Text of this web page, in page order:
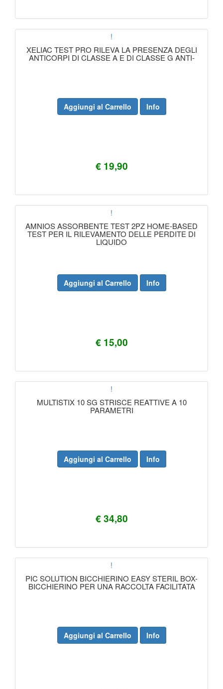
!
XELIAC TEST PRO RILEVA LA PRESENZA DEGLI
ANTICORPI DI CLASSE A E DI CLASSE G ANTI-
€ 19,90
Aggiungi al Carrello Info
!
AMNIOS ASSORBENTE TEST 2PZ HOME-BASED
TEST PER IL RILEVAMENTO DELLE PERDITE DI
LIQUIDO
€ 15,00
Aggiungi al Carrello Info
!
MULTISTIX 10 SG STRISCE REATTIVE A 10
PARAMETRI
€ 34,80
Aggiungi al Carrello Info
!
PIC SOLUTION BICCHIERINO EASY STERIL BOX-
BICCHIERINO PER UNA RACCOLTA FACILITATA
Aggiungi al Carrello Info